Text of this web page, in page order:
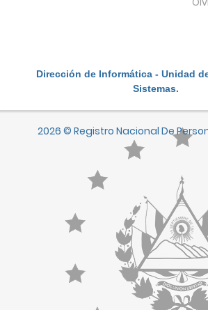
Dirección de Informática - Unidad
Sistemas.
2026 © Registro Nacional De